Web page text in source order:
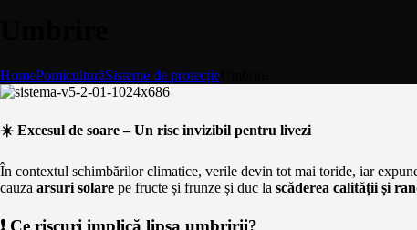
HomePomiculturăSisteme de protecție
☀️ Excesul de soare – Un risc invizibil pentru livezi
În contextul schimbărilor climatice, verile devin tot mai toride, iar
cauza arsuri solare pe fructe și frunze și duc la scăderea calității și
❗ Ce riscuri implică lipsa umbririi?